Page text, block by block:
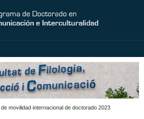
movilidad internacional de doctorado 2023